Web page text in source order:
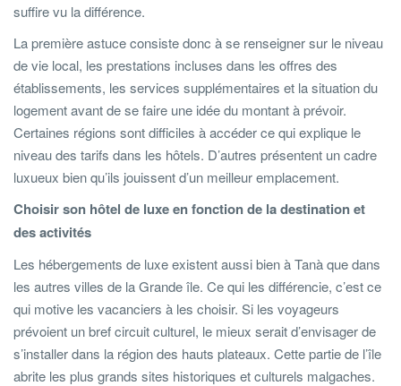
suffire vu la différence.
La première astuce consiste donc à se renseigner sur le niveau
de vie local, les prestations incluses dans les offres des
établissements, les services supplémentaires et la situation du
logement avant de se faire une idée du montant à prévoir.
Certaines régions sont difficiles à accéder ce qui explique le
niveau des tarifs dans les hôtels. D’autres présentent un cadre
luxueux bien qu’ils jouissent d’un meilleur emplacement.
Choisir son hôtel de luxe en fonction de la destination et
des activités
Les hébergements de luxe existent aussi bien à Tanà que dans
les autres villes de la Grande île. Ce qui les différencie, c’est ce
qui motive les vacanciers à les choisir. Si les voyageurs
prévoient un bref circuit culturel, le mieux serait d’envisager de
s’installer dans la région des hauts plateaux. Cette partie de l’île
abrite les plus grands sites historiques et culturels malgaches.